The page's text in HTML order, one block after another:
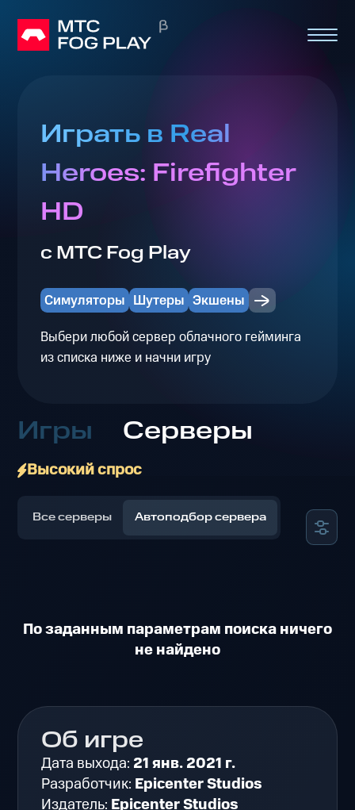
Играть в Real
Heroes: Firefighter
HD
с МТС Fog Play
Симуляторы Шутеры Экшены
Выбери любой сервер облачного гейминга
из списка ниже и начни игру
Игры Серверы
Высокий спрос
Все серверы Автоподбор сервера
По заданным параметрам поиска ничего
не найдено
Об игре
Дата выхода: 21 янв. 2021 г.
Разработчик: Epicenter Studios
Издатель: Epicenter Studios